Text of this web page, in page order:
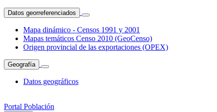
Datos georreferenciados
Mapa dinámico - Censos 1991 y 2001
Mapas temáticos Censo 2010 (GeoCenso)
Origen provincial de las exportaciones (OPEX)
Geografía
Datos geográficos
Portal Población